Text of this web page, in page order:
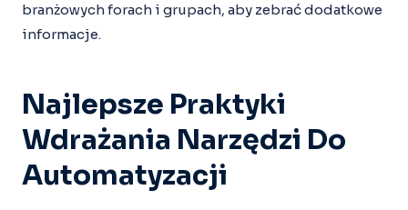
branżowych forach i grupach, aby zebrać dodatkowe
informacje.
Najlepsze Praktyki
Wdrażania Narzędzi Do
Automatyzacji